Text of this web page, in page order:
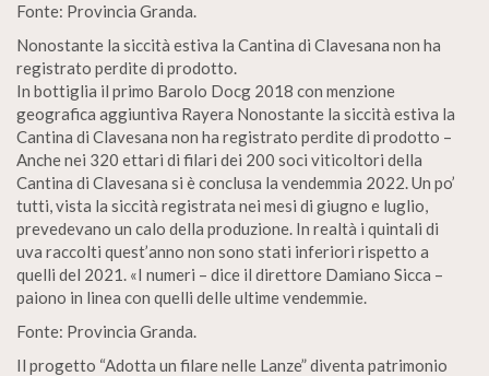
Fonte: Provincia Granda.
Nonostante la siccità estiva la Cantina di Clavesana non ha
registrato perdite di prodotto.
In bottiglia il primo Barolo Docg 2018 con menzione
geografica aggiuntiva Rayera Nonostante la siccità estiva la
Cantina di Clavesana non ha registrato perdite di prodotto –
Anche nei 320 ettari di filari dei 200 soci viticoltori della
Cantina di Clavesana si è conclusa la vendemmia 2022. Un po’
tutti, vista la siccità registrata nei mesi di giugno e luglio,
prevedevano un calo della produzione. In realtà i quintali di
uva raccolti quest’anno non sono stati inferiori rispetto a
quelli del 2021. «I numeri – dice il direttore Damiano Sicca –
paiono in linea con quelli delle ultime vendemmie.
Fonte: Provincia Granda.
Il progetto “Adotta un filare nelle Lanze” diventa patrimonio